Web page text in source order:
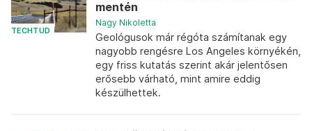
TECHTUD
mentén
Nagy Nikoletta
Geológusok már régóta számítanak egy
nagyobb rengésre Los Angeles környékén,
egy friss kutatás szerint akár jelentősen
erősebb várható, mint amire eddig
készülhettek.